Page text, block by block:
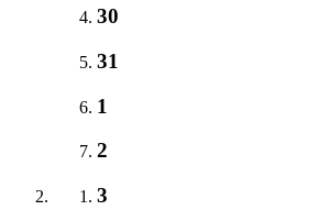
30
31
1
2
3